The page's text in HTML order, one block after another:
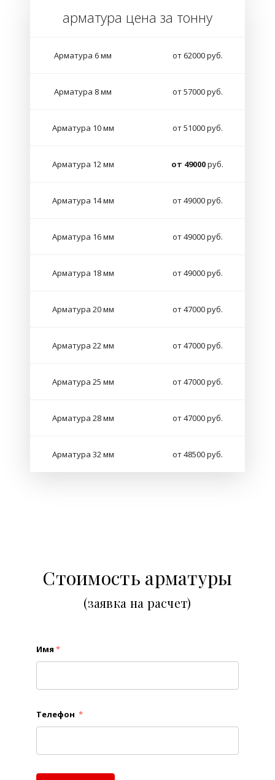
арматура цена за тонну
Арматура 6 мм от 62000 руб.
Арматура 8 мм от 57000 руб.
Арматура 10 мм от 51000 руб.
Арматура 12 мм от 49000руб.
Арматура 14 мм от 49000 руб.
Арматура 16 мм от 49000 руб.
Арматура 18 мм от 49000 руб.
Арматура 20 мм от 47000 руб.
Арматура 22 мм от 47000 руб.
Арматура 25 мм от 47000 руб.
Арматура 28 мм от 47000 руб.
Арматура 32 мм от 48500 руб.
Стоимость арматуры
(заявка на расчет)
Имя *
Телефон *